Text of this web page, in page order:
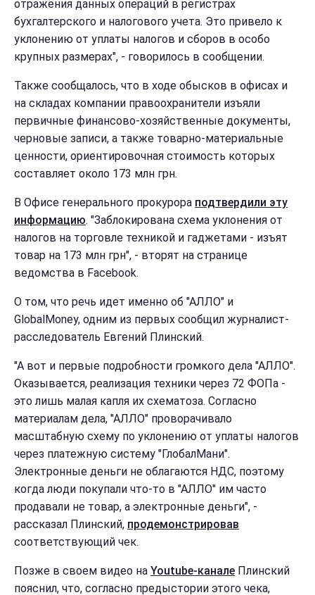
отражения данных операций в регистрах
бухгалтерского и налогового учета. Это привело к
уклонению от уплаты налогов и сборов в особо
крупных размерах", - говорилось в сообщении.
Также сообщалось, что в ходе обысков в офисах и
на складах компании правоохранители изъяли
первичные финансово-хозяйственные документы,
черновые записи, а также товарно-материальные
ценности, ориентировочная стоимость которых
составляет около 173 млн грн.
В Офисе генерального прокурора подтвердили эту
информацию. "Заблокирована схема уклонения от
налогов на торговле техникой и гаджетами - изъят
товар на 173 млн грн", - вторят на странице
ведомства в Facebook.
О том, что речь идет именно об "АЛЛО" и
GlobalMoney, одним из первых сообщил журналист-
расследователь Евгений Плинский.
"А вот и первые подробности громкого дела "АЛЛО".
Оказывается, реализация техники через 72 ФОПа -
это лишь малая капля их схематоза. Согласно
материалам дела, "АЛЛО" проворачивало
масштабную схему по уклонению от уплаты налогов
через платежную систему "ГлобалМани".
Электронные деньги не облагаются НДС, поэтому
когда люди покупали что-то в "АЛЛО" им часто
продавали не товар, а электронные деньги", -
рассказал Плинский, продемонстрировав
соответствующий чек.
Позже в своем видео на Youtube-канале Плинский
пояснил, что, согласно предыстории этого чека,